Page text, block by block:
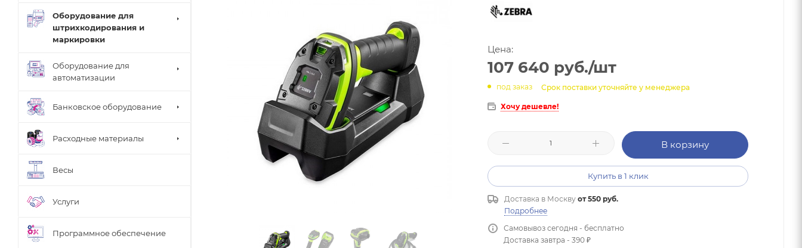
Цена:
107 640 руб./шт
под заказ Срок поставки уточняйте у менеджера
Хочу дешевле!
В корзину
Купить в 1 клик
Доставка в Москву от 550 руб.
Подробнее
Самовывоз сегодня - бесплатно
Доставка завтра - 390 ₽
Оборудование для
штрихкодирования и
маркировки
Оборудование для
автоматизации
Банковское оборудование
Расходные материалы
Весы
Услуги
Программное обеспечение